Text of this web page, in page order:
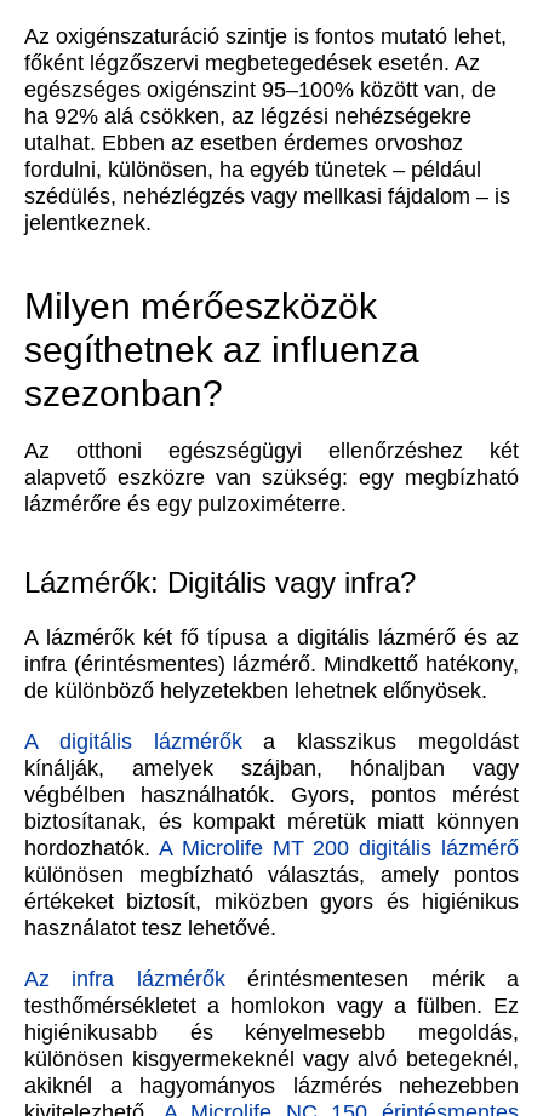
Az oxigénszaturáció szintje is fontos mutató lehet,
főként légzőszervi megbetegedések esetén. Az
egészséges oxigénszint 95–100% között van, de
ha 92% alá csökken, az légzési nehézségekre
utalhat. Ebben az esetben érdemes orvoshoz
fordulni, különösen, ha egyéb tünetek – például
szédülés, nehézlégzés vagy mellkasi fájdalom – is
jelentkeznek.
Milyen mérőeszközök
segíthetnek az influenza
szezonban?
Az otthoni egészségügyi ellenőrzéshez két
alapvető eszközre van szükség: egy megbízható
lázmérőre és egy pulzoximéterre.
Lázmérők: Digitális vagy infra?
A lázmérők két fő típusa a digitális lázmérő és az
infra (érintésmentes) lázmérő. Mindkettő hatékony,
de különböző helyzetekben lehetnek előnyösek.
A digitális lázmérőka klasszikus megoldást
kínálják, amelyek szájban, hónaljban vagy
végbélben használhatók. Gyors, pontos mérést
biztosítanak, és kompakt méretük miatt könnyen
hordozhatók. A Microlife MT 200 digitális lázmérő
különösen megbízható választás, amely pontos
értékeket biztosít, miközben gyors és higiénikus
használatot tesz lehetővé.
Az infra lázmérőkérintésmentesen mérik a
testhőmérsékletet a homlokon vagy a fülben. Ez
higiénikusabb és kényelmesebb megoldás,
különösen kisgyermekeknél vagy alvó betegeknél,
akiknél a hagyományos lázmérés nehezebben